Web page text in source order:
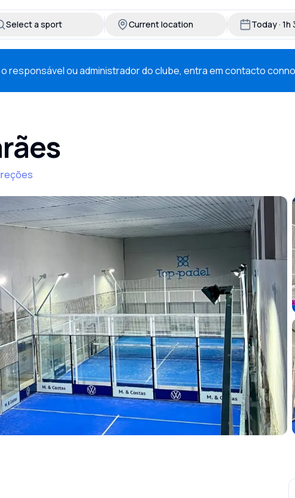
Select a sport Current location Today · 1h
responsável ou administrador do clube, entra em contacto